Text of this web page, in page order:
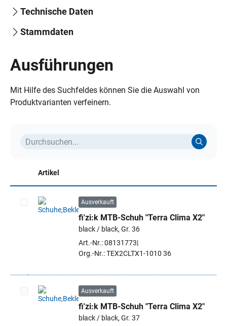
Technische Daten
Stammdaten
Ausführungen
Mit Hilfe des Suchfeldes können Sie die Auswahl von
Produktvarianten verfeinern.
Artikel
Artikel auswählen
Ausverkauft
fi'zi:k MTB-Schuh "Terra Clima X2"
black / black, Gr. 36
Art.-Nr.: 08131773
Org.-Nr.: TEX2CLTX1-1010 36
Artikel auswählen
Ausverkauft
fi'zi:k MTB-Schuh "Terra Clima X2"
black / black, Gr. 37